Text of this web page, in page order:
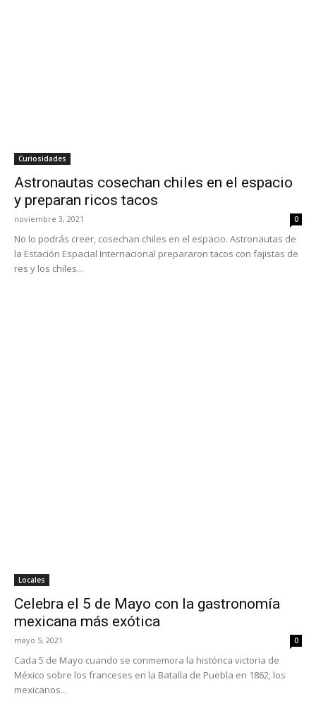
Curiosidades
Astronautas cosechan chiles en el espacio
y preparan ricos tacos
noviembre 3, 2021 0
No lo podrás creer, cosechan chiles en el espacio. Astronautas de
la Estación Espacial Internacional prepararon tacos con fajistas de
res y los chiles...
Locales
Celebra el 5 de Mayo con la gastronomía
mexicana más exótica
mayo 5, 2021 0
Cada 5 de Mayo cuando se conmemora la histórica victoria de
México sobre los franceses en la Batalla de Puebla en 1862; los
mexicanos...